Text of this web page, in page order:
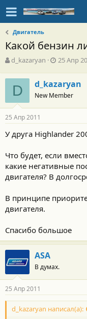
Двигатель
Какой бензин
А
т
о
р
т
е
м
ы
d_kazaryan
Д
а
н
а
л
25 Апр
D d_kazaryan
New Member
25 Апр 2011
У друга Highlander
Что будет, если
какие негативные
двигателя? В
В принципе
двигателя.
Спасибо большое
ASA
В думах.
25 Апр 2011
d_kazaryan написал(а):